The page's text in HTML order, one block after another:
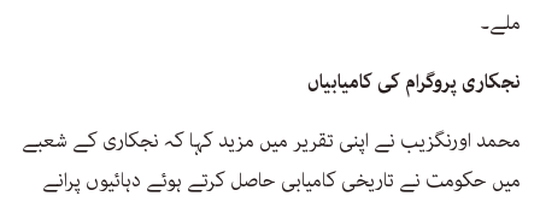
ملے۔
نجکاری پروگرام کی کامیابیاں
محمد اورنگزیب نے اپنی تقریر میں مزید کہا کہ نجکاری کے شعبے
میں حکومت نے تاریخی کامیابی حاصل کرتے ہوئے دہائیوں پرانے